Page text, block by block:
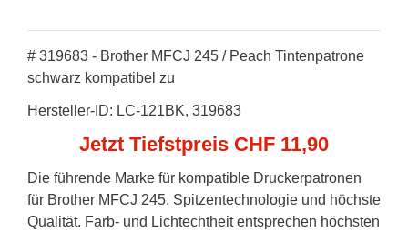
# 319683 - Brother MFCJ 245 / Peach Tintenpatrone
schwarz kompatibel zu
Hersteller-ID: LC-121BK, 319683
Jetzt Tiefstpreis CHF 11,90
Die führende Marke für kompatible Druckerpatronen
für Brother MFCJ 245. Spitzentechnologie und höchste
Qualität. Farb- und Lichtechtheit entsprechen höchsten